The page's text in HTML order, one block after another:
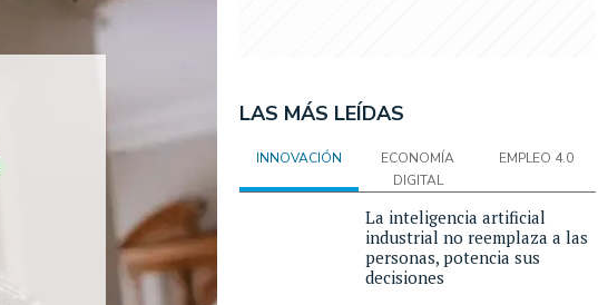
LAS MÁS LEÍDAS
INNOVACIÓN
ECONOMÍA
DIGITAL
EMPLEO 4.0
La inteligencia artificial
industrial no reemplaza a las
personas, potencia sus
decisiones